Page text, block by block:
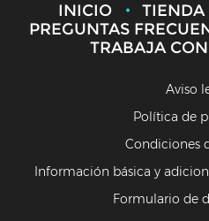
INICIO TIENDA
PREGUNTAS
TRABAJA
Aviso
Política de
Condiciones
Información básica y
Formulario de